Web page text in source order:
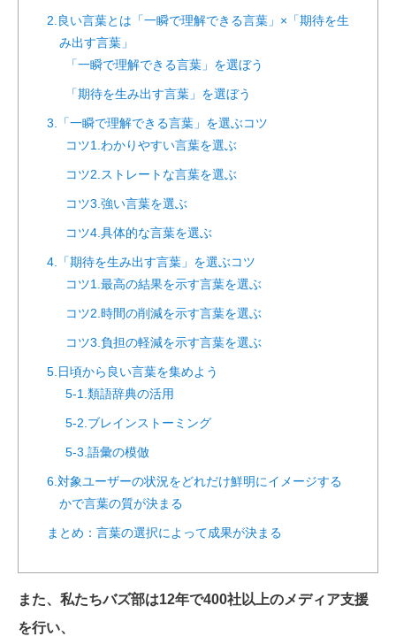
2.良い言葉とは「一瞬で理解できる言葉」×「期待を生
み出す言葉」
「一瞬で理解できる言葉」を選ぼう
「期待を生み出す言葉」を選ぼう
3.「一瞬で理解できる言葉」を選ぶコツ
コツ1.わかりやすい言葉を選ぶ
コツ2.ストレートな言葉を選ぶ
コツ3.強い言葉を選ぶ
コツ4.具体的な言葉を選ぶ
4.「期待を生み出す言葉」を選ぶコツ
コツ1.最高の結果を示す言葉を選ぶ
コツ2.時間の削減を示す言葉を選ぶ
コツ3.負担の軽減を示す言葉を選ぶ
5.日頃から良い言葉を集めよう
5-1.類語辞典の活用
5-2.ブレインストーミング
5-3.語彙の模倣
6.対象ユーザーの状況をどれだけ鮮明にイメージする
かで言葉の質が決まる
まとめ：言葉の選択によって成果が決まる
また、私たちバズ部は12年で400社以上のメディア支援
を行い、